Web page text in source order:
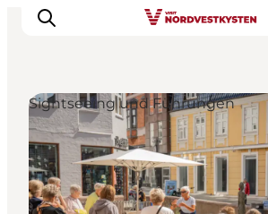
Urlaubsorte
Inspiration
Events
Sightseeing und Führungen